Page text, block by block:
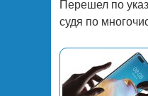
Перешел по
судя по